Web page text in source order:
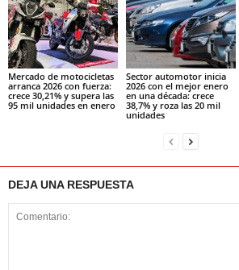
Mercado de motocicletas
arranca 2026 con fuerza:
crece 30,21% y supera las
95 mil unidades en enero
Sector automotor inicia
2026 con el mejor enero
en una década: crece
38,7% y roza las 20 mil
unidades
DEJA UNA RESPUESTA